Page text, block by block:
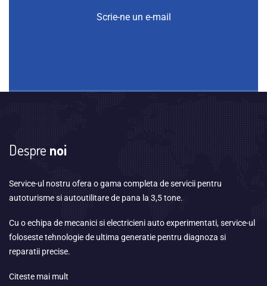
Scrie-ne un e-mail
Despre noi
Service-ul nostru ofera o gama completa de servicii pentru
autoturisme si autoutilitare de pana la 3,5 tone.
Cu o echipa de mecanici si electricieni auto experimentati, service-ul
foloseste tehnologie de ultima generatie pentru diagnoza si
reparatii precise.
Citeste mai mult